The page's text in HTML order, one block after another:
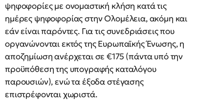
ψηφοφορίες με ονομαστική κλήση κατά τις
ημέρες ψηφοφορίας στην Ολομέλεια, ακόμη και
εάν είναι παρόντες. Για τις συνεδριάσεις που
οργανώνονται εκτός της Ευρωπαϊκής Ένωσης, η
αποζημίωση ανέρχεται σε €175 (πάντα υπό την
προϋπόθεση της υπογραφής καταλόγου
παρουσιών), ενώ τα έξοδα στέγασης
επιστρέφονται χωριστά.